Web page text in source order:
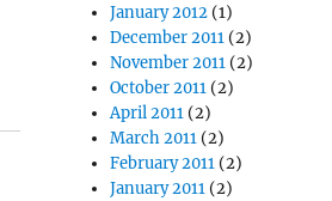
January 2012 (1)
December 2011 (2)
November 2011 (2)
October 2011 (2)
April 2011 (2)
March 2011 (2)
February 2011 (2)
January 2011 (2)